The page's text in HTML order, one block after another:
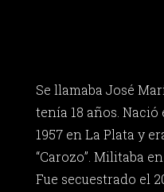
Se llamaba José
tenía 18 años.
1957 en La Plata y
“Carozo”. Militaba
Fue secuestrado el